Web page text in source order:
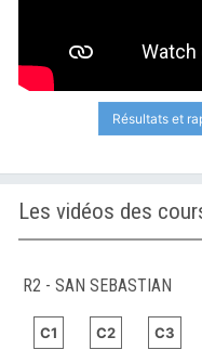
Résultats et
R2 - SAN SEBASTIAN
C1 C2 C3